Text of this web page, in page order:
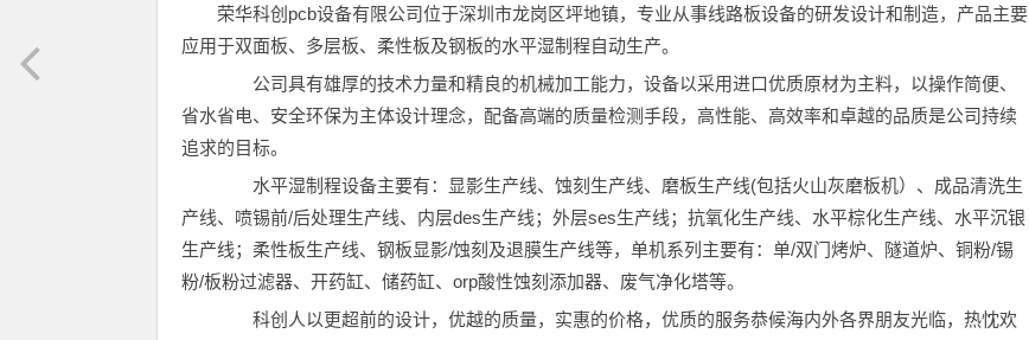
荣华科创pcb设备有限公司位于深圳市龙岗区坪地镇，专业从事线路板设备的研发设计和制造，产品主要
应用于双面板、多层板、柔性板及钢板的水平湿制程自动生产。
公司具有雄厚的技术力量和精良的机械加工能力，设备以采用进口优质原材为主料，以操作简便、
省水省电、安全环保为主体设计理念，配备高端的质量检测手段，高性能、高效率和卓越的品质是公司持续
追求的目标。
水平湿制程设备主要有：显影生产线、蚀刻生产线、磨板生产线(包括火山灰磨板机）、成品清洗生
产线、喷锡前/后处理生产线、内层des生产线；外层ses生产线；抗氧化生产线、水平棕化生产线、水平沉银
生产线；柔性板生产线、钢板显影/蚀刻及退膜生产线等，单机系列主要有：单/双门烤炉、隧道炉、铜粉/锡
粉/板粉过滤器、开药缸、储药缸、orp酸性蚀刻添加器、废气净化塔等。
科创人以更超前的设计，优越的质量，实惠的价格，优质的服务恭候海内外各界朋友光临，热忱欢